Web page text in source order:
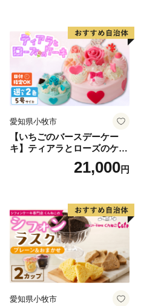
愛知県小牧市
【いちごのバースデーケー
キ】ティアラとローズのケー
キ スイーツ デザート 洋菓
子 お取り寄せ 愛知県 小牧市
レーション ホールケーキ 日
時指定可
21,000円
愛知県小牧市